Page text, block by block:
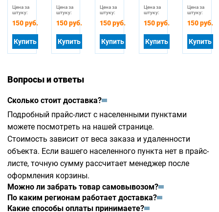
Цена за
штуку:
150 руб.
Купить
Цена за
штуку:
150 руб.
Купить
Цена за
штуку:
150 руб.
Купить
Цена за
штуку:
150 руб.
Купить
Цена за
штуку:
150 руб.
Купить
Вопросы и ответы
Сколько стоит доставка?
Подробный прайс-лист с населенными пунктами
можете посмотреть на нашей странице.
Стоимость зависит от веса заказа и удаленности
объекта. Если вашего населенного пункта нет в прайс-
листе, точную сумму рассчитает менеджер после
оформления корзины.
Можно ли забрать товар самовывозом?
По каким регионам работает доставка?
Какие способы оплаты принимаете?